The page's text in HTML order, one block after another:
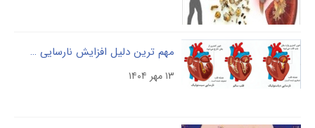
مهم ترین دلیل افزایش نارسایی قلبی چیست؟
۱۳ مهر ۱۴۰۴